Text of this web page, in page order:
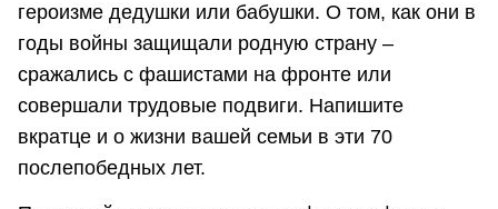
героизме дедушки или бабушки. О том, как они в
годы войны защищали родную страну –
сражались с фашистами на фронте или
совершали трудовые подвиги. Напишите
вкратце и о жизни вашей семьи в эти 70
послепобедных лет.